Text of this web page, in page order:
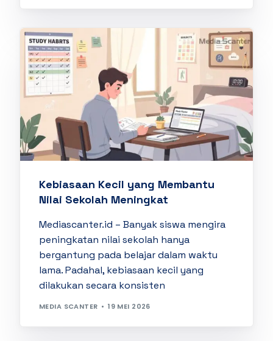
Kebiasaan Kecil yang Membantu
Nilai Sekolah Meningkat
Mediascanter.id – Banyak siswa mengira
peningkatan nilai sekolah hanya
bergantung pada belajar dalam waktu
lama. Padahal, kebiasaan kecil yang
dilakukan secara konsisten
MEDIA SCANTER 19 MEI 2026